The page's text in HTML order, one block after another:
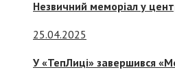
Незвичний меморіал у
25.04.2025
У «ТепЛиці» завершився